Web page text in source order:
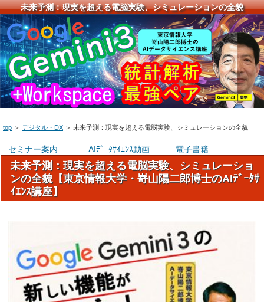
未来予測：現実を超える電脳実験、シミュレーションの全貌
top ＞ デジタル・DX ＞ 未来予測：現実を超える電脳実験、シミュレーションの全貌
セミナー案内 AIﾃﾞｰﾀｻｲｴﾝｽ動画 電子書籍
未来予測：現実を超える電脳実験、シミュレーショ
ンの全貌【東京情報大学・嵜山陽二郎博士のAIﾃﾞｰﾀｻ
ｲｴﾝｽ講座】